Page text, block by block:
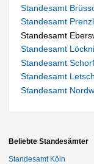
Standesamt
Standesamt
Standesamt
Standesamt
Standesamt
Standesamt
Standesamt
Beliebte Standesämter
Standesamt Köln